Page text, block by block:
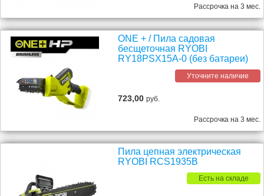
Рассрочка на 3 мес.
ONE + / Пила садовая
бесщеточная RYOBI
RY18PSX15A-0 (без батареи)
Уточните наличие
723,00руб.
Рассрочка на 3 мес.
Пила цепная электрическая
RYOBI RCS1935B
Есть на складе